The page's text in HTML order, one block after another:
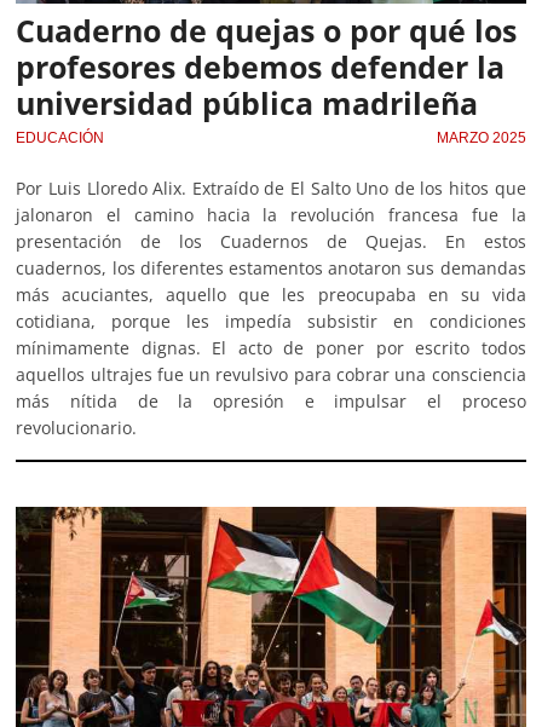
Cuaderno de quejas o por qué los
profesores debemos defender la
universidad pública madrileña
EDUCACIÓN MARZO 2025
Por Luis Lloredo Alix. Extraído de El Salto Uno de los hitos que
jalonaron el camino hacia la revolución francesa fue la
presentación de los Cuadernos de Quejas. En estos
cuadernos, los diferentes estamentos anotaron sus demandas
más acuciantes, aquello que les preocupaba en su vida
cotidiana, porque les impedía subsistir en condiciones
mínimamente dignas. El acto de poner por escrito todos
aquellos ultrajes fue un revulsivo para cobrar una consciencia
más nítida de la opresión e impulsar el proceso
revolucionario.